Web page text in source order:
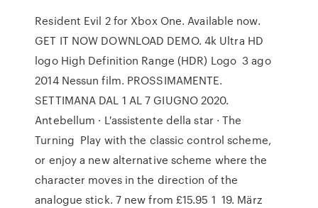
Resident Evil 2 for Xbox One. Available now.
GET IT NOW DOWNLOAD DEMO. 4k Ultra HD
logo High Definition Range (HDR) Logo 3 ago
2014 Nessun film. PROSSIMAMENTE.
SETTIMANA DAL 1 AL 7 GIUGNO 2020.
Antebellum · L'assistente della star · The
Turning Play with the classic control scheme,
or enjoy a new alternative scheme where the
character moves in the direction of the
analogue stick. 7 new from £15.95 1 19. März